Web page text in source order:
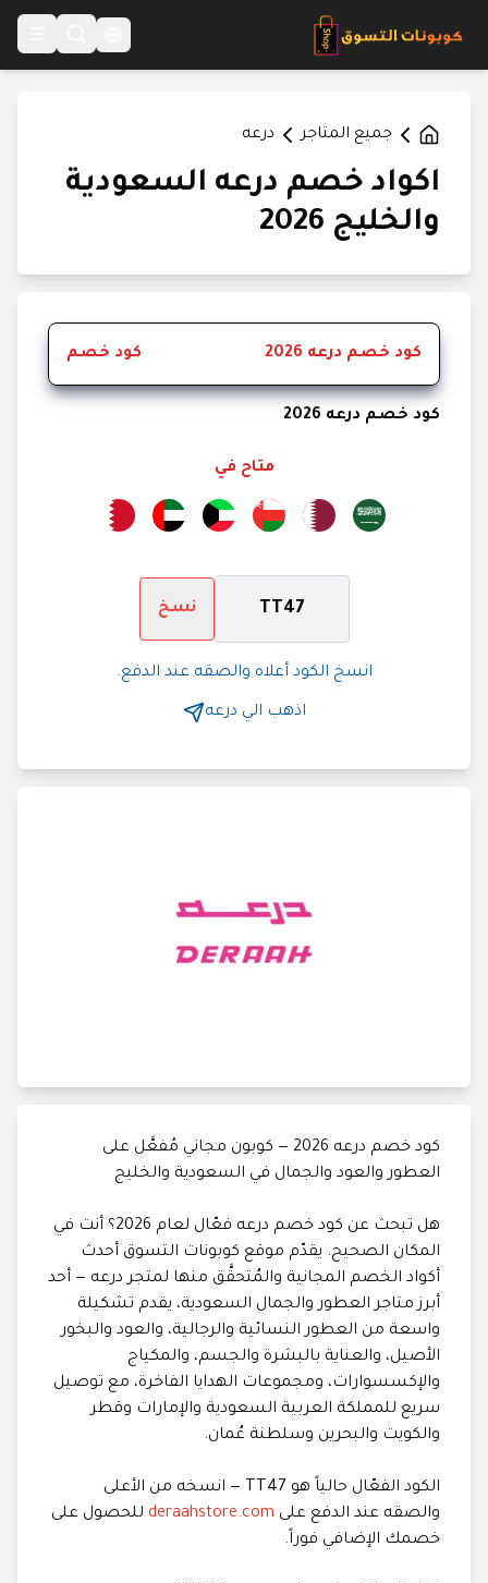
جميع المتاجر درعه
اكواد خصم درعه السعودية
والخليج 2026
كود خصم درعه 2026 كود خصم
كود خصم درعه 2026
متاح في
TT47 نسخ
انسخ الكود أعلاه والصقه عند الدفع.
اذهب الي درعه
كود خصم درعه 2026 — كوبون مجاني مُفعَّل على
العطور والعود والجمال في السعودية والخليج
هل تبحث عن كود خصم درعه فعّال لعام 2026؟ أنت في
المكان الصحيح. يقدّم موقع كوبونات التسوق أحدث
أكواد الخصم المجانية والمُتحقَّق منها لمتجر درعه — أحد
أبرز متاجر العطور والجمال السعودية، يقدم تشكيلة
واسعة من العطور النسائية والرجالية، والعود والبخور
الأصيل، والعناية بالبشرة والجسم، والمكياج
والإكسسوارات، ومجموعات الهدايا الفاخرة، مع توصيل
سريع للمملكة العربية السعودية والإمارات وقطر
والكويت والبحرين وسلطنة عُمان.
الكود الفعّال حالياً هو TT47 — انسخه من الأعلى
والصقه عند الدفع على deraahstore.com للحصول على
خصمك الإضافي فوراً.